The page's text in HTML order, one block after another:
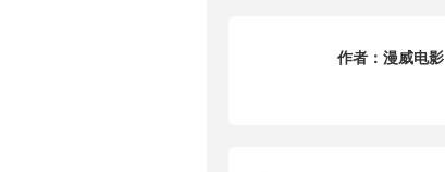
作者： 漫威电影